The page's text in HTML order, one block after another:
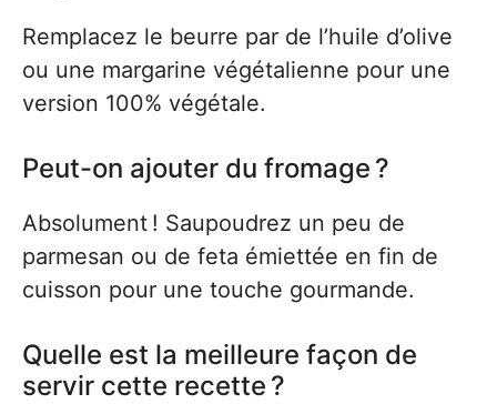
Remplacez le beurre par de l’huile d’olive
ou une margarine végétalienne pour une
version 100% végétale.
Peut-on ajouter du fromage ?
Absolument ! Saupoudrez un peu de
parmesan ou de feta émiettée en fin de
cuisson pour une touche gourmande.
Quelle est la meilleure façon de
servir cette recette ?